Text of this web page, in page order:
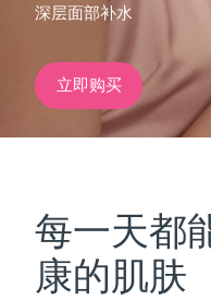
深层面部补水
立即购买
每一天都
康的肌肤
红光疗法
德国
加拿大
奥地利
巴林